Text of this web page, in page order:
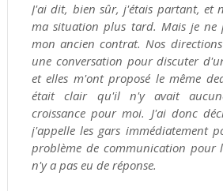
J'ai dit, bien sûr, j'étais partant, et
ma situation plus tard. Mais je ne
mon ancien contrat. Nos
une conversation pour discuter
et elles m'ont proposé le même
était clair qu'il n'y avait
croissance pour moi. J'ai donc
j'appelle les gars immédiatement
problème de communication pour
n'y a pas eu de réponse.